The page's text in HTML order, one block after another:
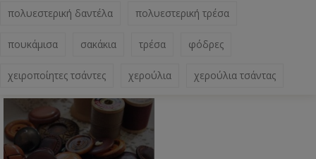
πολυεστερική δαντέλα πολυεστερική τρέσα
πουκάμισα σακάκια τρέσα φόδρες
χειροποίητες τσάντες χερούλια χερούλια τσάντας